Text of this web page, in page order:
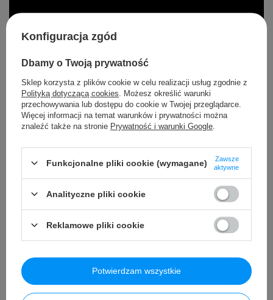
Opinie
Konfiguracja zgód
Dbamy o Twoją prywatność
Sklep korzysta z plików cookie w celu realizacji usług zgodnie z
Polityką dotyczącą cookies . Możesz określić warunki
przechowywania lub dostępu do cookie w Twojej przeglądarce.
Więcej informacji na temat warunków i prywatności można
znaleźć także na stronie Prywatność i warunki Google
Funkcjonalne pliki cookie (wymagane)
Zawsze
aktywne
Analityczne pliki cookie
Reklamowe pliki cookie
Potwierdzam wszystkie